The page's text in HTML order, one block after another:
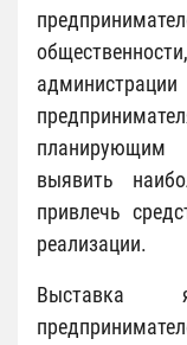
планирующим
выявить
привлечь
реализации.
Выставка